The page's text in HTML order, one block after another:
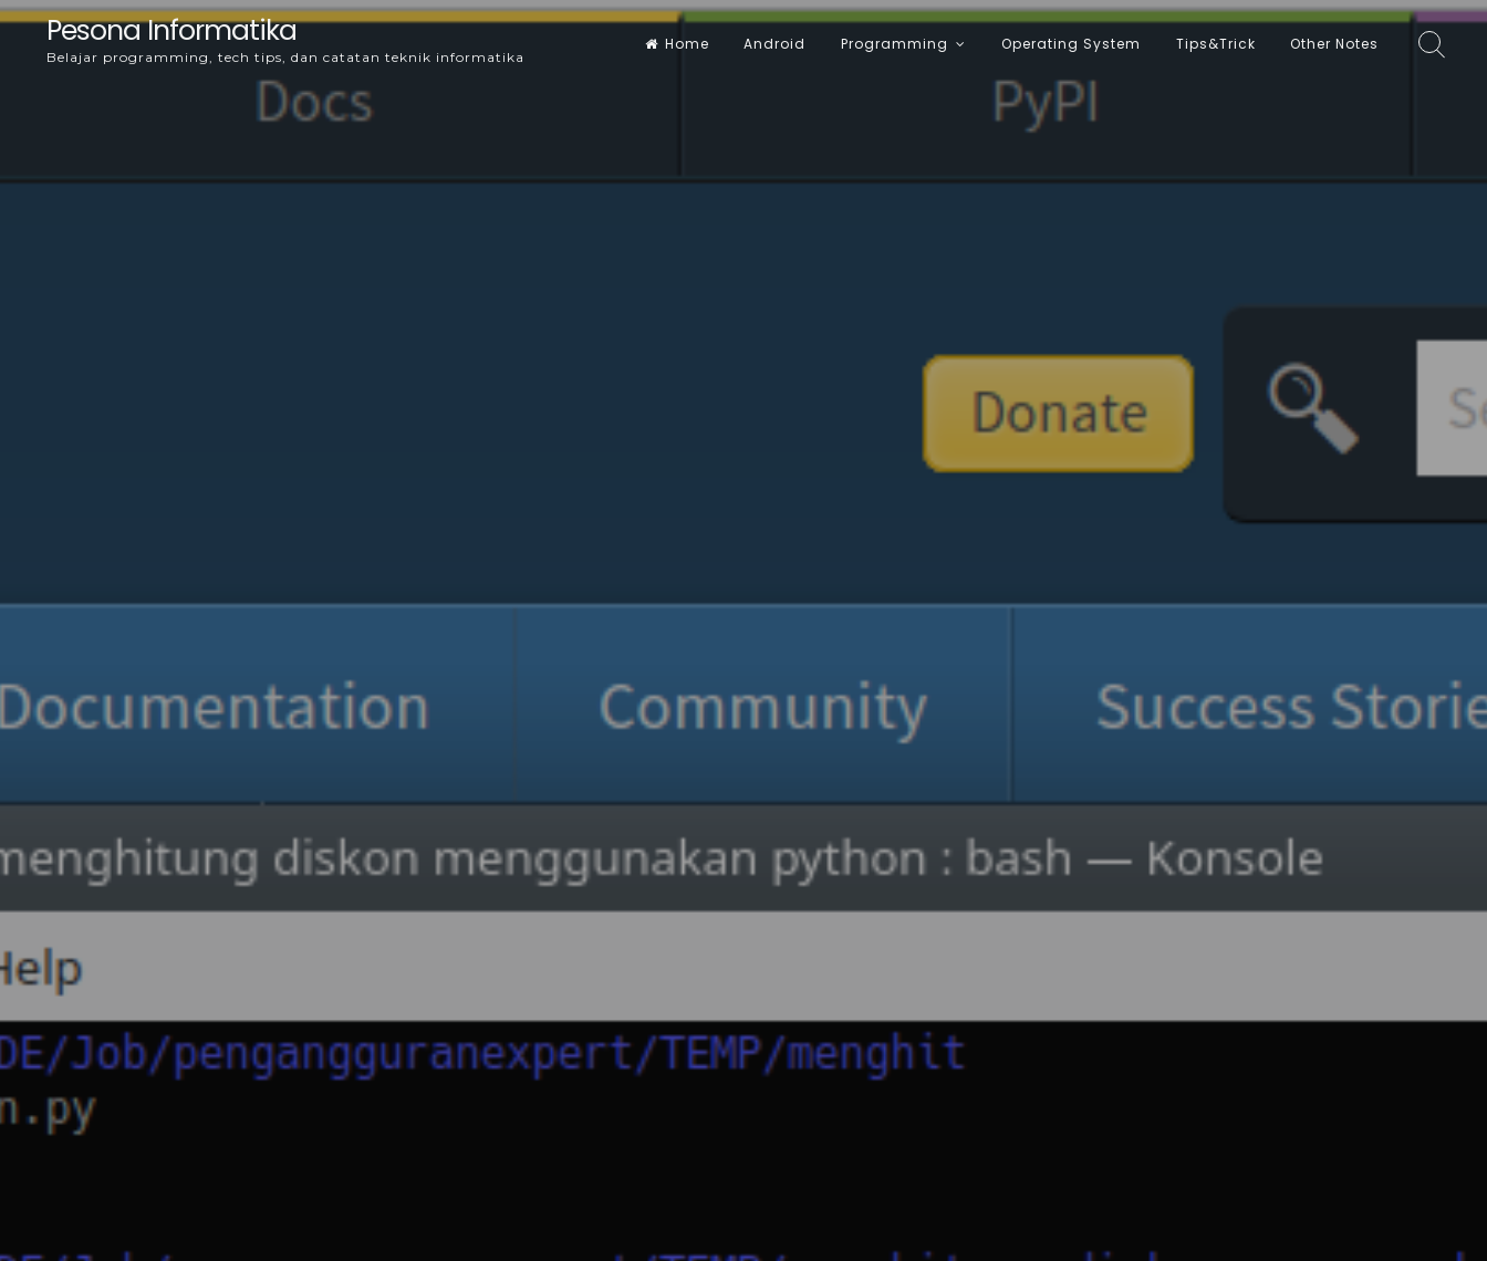
Skip
Pesona Informatika
Belajar programming, tech tips, dan catatan teknik informatika
Home Android Programming Operating System Tips&Trick Other Notes